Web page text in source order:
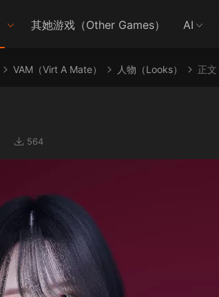
其她游戏（Other Games） AI
VAM（Virt A Mate） 人物（Looks） 正文
564